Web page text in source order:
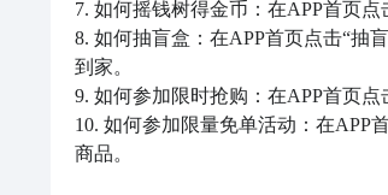
7. 如何摇钱树得金币：在APP首页
8. 如何抽盲盒：在APP首页点击“抽
到家。
9. 如何参加限时抢购：在APP首页
10. 如何参加限量免单活动：在APP
商品。